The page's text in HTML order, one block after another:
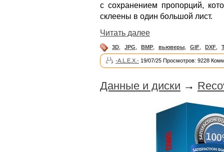
с сохранением пропорций,
склеены в один большой лист.
Читать далее
3D JPG BMP вьюверы GIF DXF
-A.L.E.X.- 19/07/25 Просмотров: 9228
Данные и диски →